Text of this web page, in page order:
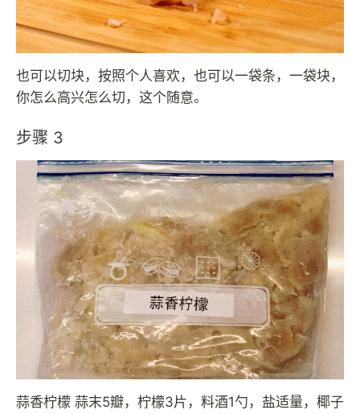
也可以切块，按照个人喜欢，也可以一袋条，一袋块，
你怎么高兴怎么切，这个随意。
步骤 3
蒜香柠檬 蒜末5瓣，柠檬3片，料酒1勺，盐适量，椰子